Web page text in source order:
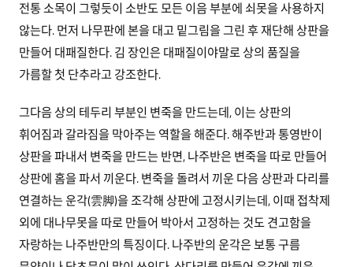
전통 소목이 그렇듯이 소반도 모든 이음 부분에 쇠못을 사용하지
않는다. 먼저 나무판에 본을 대고 밑그림을 그린 후 재단해 상판을
만들어 대패질한다. 김 장인은 대패질이야말로 상의 품질을
가름할 첫 단추라고 강조한다.
그다음 상의 테두리 부분인 변죽을 만드는데, 이는 상판의
휘어짐과 갈라짐을 막아주는 역할을 해준다. 해주반과 통영반이
상판을 파내서 변죽을 만드는 반면, 나주반은 변죽을 따로 만들어
상판에 홈을 파서 끼운다. 변죽을 돌려서 끼운 다음 상판과 다리를
연결하는 운각(雲脚)을 조각해 상판에 고정시키는데, 이때 접착제
외에 대나무못을 따로 만들어 박아서 고정하는 것도 견고함을
자랑하는 나주반만의 특징이다. 나주반의 운각은 보통 구름